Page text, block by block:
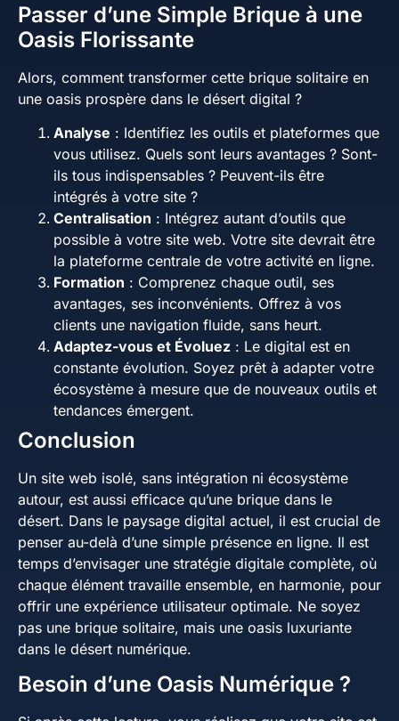
Passer d’une Simple Brique à une
Oasis Florissante
Alors, comment transformer cette brique solitaire en
une oasis prospère dans le désert digital ?
Analyse : Identifiez les outils et plateformes que
vous utilisez. Quels sont leurs avantages ? Sont-
ils tous indispensables ? Peuvent-ils être
intégrés à votre site ?
Centralisation : Intégrez autant d’outils que
possible à votre site web. Votre site devrait être
la plateforme centrale de votre activité en ligne.
Formation : Comprenez chaque outil, ses
avantages, ses inconvénients. Offrez à vos
clients une navigation fluide, sans heurt.
Adaptez-vous et Évoluez : Le digital est en
constante évolution. Soyez prêt à adapter votre
écosystème à mesure que de nouveaux outils et
tendances émergent.
Conclusion
Un site web isolé, sans intégration ni écosystème
autour, est aussi efficace qu’une brique dans le
désert. Dans le paysage digital actuel, il est crucial de
penser au-delà d’une simple présence en ligne. Il est
temps d’envisager une stratégie digitale complète, où
chaque élément travaille ensemble, en harmonie, pour
offrir une expérience utilisateur optimale. Ne soyez
pas une brique solitaire, mais une oasis luxuriante
dans le désert numérique.
Besoin d’une Oasis Numérique ?